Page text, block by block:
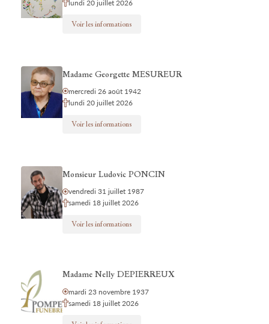
lundi 20 juillet 2026
Voir les informations
Madame Georgette MESUREUR
mercredi 26 août 1942
lundi 20 juillet 2026
Voir les informations
Monsieur Ludovic PONCIN
vendredi 31 juillet 1987
samedi 18 juillet 2026
Voir les informations
Madame Nelly DEPIERREUX
mardi 23 novembre 1937
samedi 18 juillet 2026